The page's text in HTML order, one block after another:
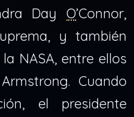
Day O’Connor,
y también
NASA, entre ellos
Cuando
el presidente